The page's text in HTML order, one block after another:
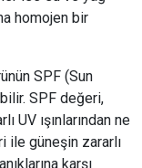
homojen bir
SPF (Sun
SPF değeri,
UV ışınlarından ne
ile güneşin zararlı
karşı